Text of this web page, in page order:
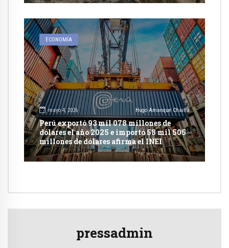
ECONOMÍA
mayo 4, 2026 Hugo Amanque Chaiña
Perú exportó 93 mil 078 millones de
dólares el año 2025 e importó 58 mil 505
millones de dólares afirma el INEI
pressadmin